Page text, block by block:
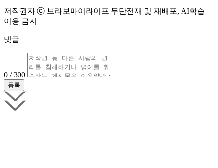
저작권자 ⓒ 브라보마이라이프 무단전재 및 재배포, AI학습
이용 금지
댓글
0 / 300